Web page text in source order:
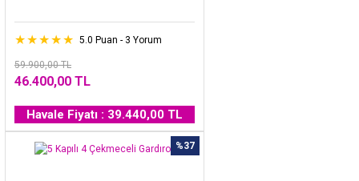
5.0 Puan - 3 Yorum
59.900,00 TL
46.400,00 TL
Havale Fiyatı : 39.440,00 TL
%37